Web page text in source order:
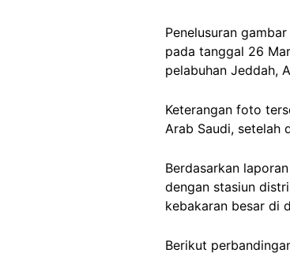
Penelusuran
pada tanggal 26
pelabuhan Jeddah,
Keterangan foto
Arab Saudi, setelah
Berdasarkan
dengan stasiun
kebakaran besar di
Berikut